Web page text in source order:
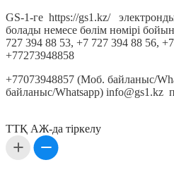
GS-1-ге https://gs1.kz/
болады немесе бөлім нөмірі
727 394 88 53, +7 727 394 88 56,
+77273948858
+77073948857 (Моб. байланыс/
байланыс/Whatsapp) info@gs1.kz
ТТҚ АЖ-да тіркелу